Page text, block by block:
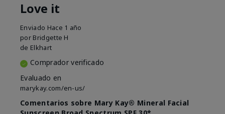
Love it
Enviado Hace 1 año
por Bridgette H
de Elkhart
Comprador verificado
Evaluado en
marykay.com/en-us/
Comentarios sobre Mary Kay® Mineral Facial